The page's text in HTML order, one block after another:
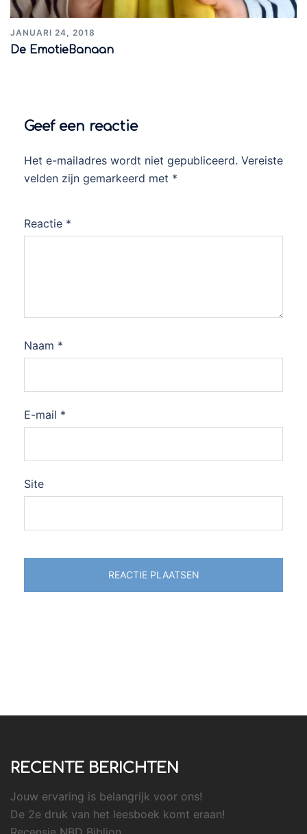
JANUARI 24, 2018
De EmotieBanaan
Geef een reactie
Het e-mailadres wordt niet gepubliceerd. Vereiste
velden zijn gemarkeerd met *
Reactie *
Naam *
E-mail *
Site
RECENTE BERICHTEN
Jouw ervaring is belangrijk voor ons!
De 2e druk van het leesboek komt eraan!